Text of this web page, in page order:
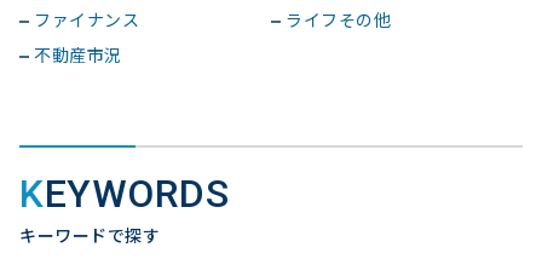
ファイナンス
不動産市況
ライフその他
KEYWORDS
キーワードで探す